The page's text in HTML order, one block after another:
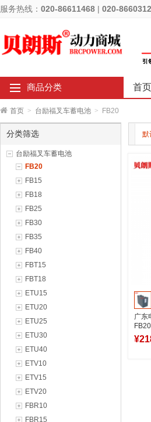
服务热线： 020-86611468 | 020-
商品分类 首页
首页 > 台励福叉车蓄电池 > FB20
分类筛选
台励福叉车蓄电池
FB20
FB15
FB18
FB25
FB30
FB35
FB40
FBT15
FBT18
ETU15
ETU20
ETU25
ETU30
ETU40
ETV10
ETV15
ETV20
FBR10
FBR15
默
广东